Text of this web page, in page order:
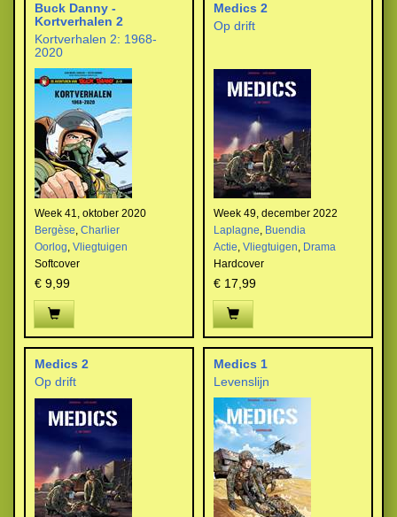
Buck Danny -
Kortverhalen 2
Kortverhalen 2: 1968-
2020
Week 41, oktober 2020
Bergèse, Charlier
Oorlog, Vliegtuigen
Softcover
€ 9,99
Medics 2
Op drift
Week 49, december 2022
Laplagne, Buendia
Actie, Vliegtuigen, Drama
Hardcover
€ 17,99
Medics 2
Op drift
Medics 1
Levenslijn